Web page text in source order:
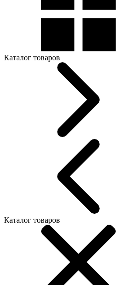
Каталог товаров
Каталог товаров